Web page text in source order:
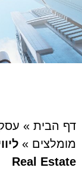
דף הבית »
מומלצים »
Real Estate